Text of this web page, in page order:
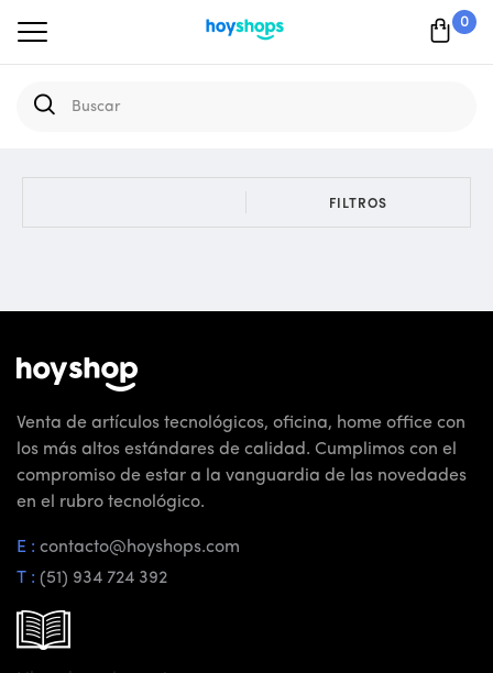
0
FILTROS
Venta de artículos tecnológicos, oficina, home office con
los más altos estándares de calidad. Cumplimos con el
compromiso de estar a la vanguardia de las novedades
en el rubro tecnológico.
E : contacto@hoyshops.com
T : (51) 934 724 392